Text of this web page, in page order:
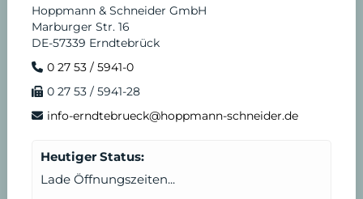
Hoppmann & Schneider GmbH
Marburger Str. 16
DE-57339 Erndtebrück
0 27 53 / 5941-0
0 27 53 / 5941-28
info-erndtebrueck@hoppmann-schneider.de
Heutiger Status:
Lade Öffnungszeiten...